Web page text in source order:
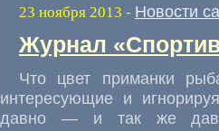
23 ноября 2013 - Новости
Журнал
Что цвет приманки
интересующие и
давно — и так же